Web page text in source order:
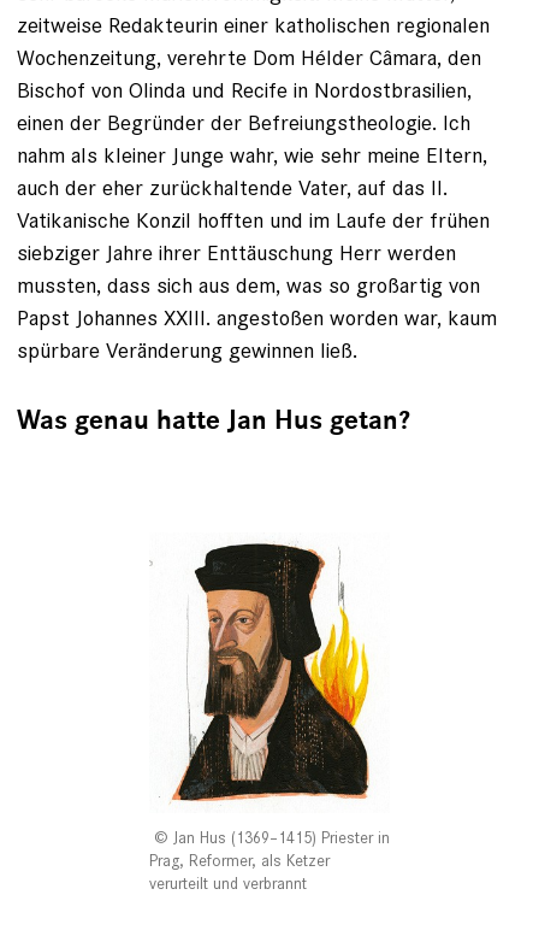
zeitweise Redakteurin einer katholischen regionalen
Wochenzeitung, verehrte Dom Hélder Câmara, den
Bischof von Olinda und Recife in Nordostbrasilien,
einen der Begründer der Befreiungstheologie. Ich
nahm als kleiner Junge wahr, wie sehr meine Eltern,
auch der eher zurückhaltende Vater, auf das II.
Vatikanische Konzil hofften und im Laufe der frühen
siebziger Jahre ihrer Enttäuschung Herr werden
mussten, dass sich aus dem, was so großartig von
Papst Johannes XXIII. angestoßen ­worden war, kaum
spürbare Veränderung gewinnen ließ.
Was genau hatte Jan Hus getan?
Jan Hus (1369–1415) Priester in
Prag, Reformer, als Ketzer
verurteilt und verbrannt